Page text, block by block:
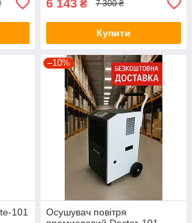
6 143 ₴ 7 300 ₴
Купити
101
–10%
Осушувач повітря